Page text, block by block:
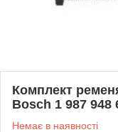
Комплект
Bosch 1 987 948
Немає в наявності